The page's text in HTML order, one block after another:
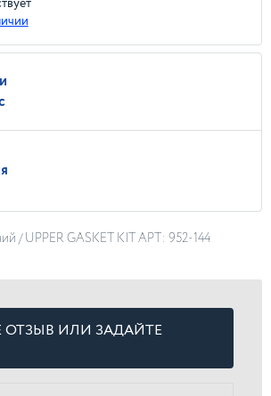
/ UPPER GASKET KIT АРТ: 952-144
ОТЗЫВ ИЛИ ЗАДАЙТЕ